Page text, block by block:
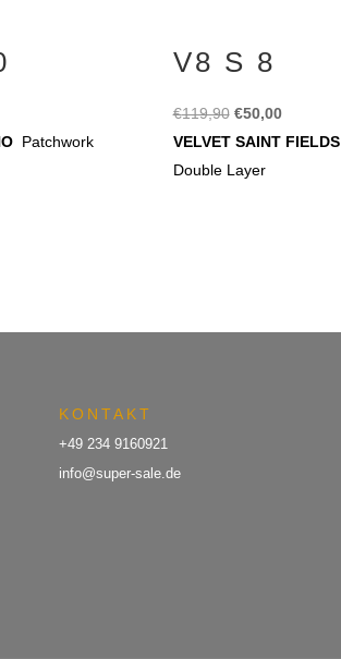
Patchwork
V8 S 8
€119,90 Ursprünglicher
Preis
war:
€50,00Aktueller
Preis
VELVET SAINT FIELDS
Double Layer
KONTAKT
+49 234 9160921
info@super-sale.de